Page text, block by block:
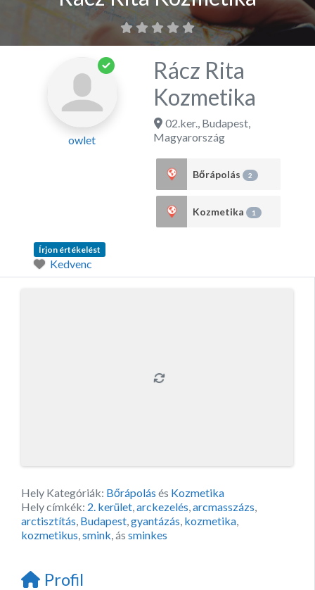
owlet
Rácz Rita
Kozmetika
02.ker., Budapest,
Magyarország
Bőrápolás 2
Kozmetika 1
Írjon értékelést
Kedvenc
Hely Kategóriák: Bőrápolás és Kozmetika
Hely címkék: 2. kerület arckezelés arcmasszázs
arctisztítás Budapest gyantázás kozmetika
kozmetikus smink , ás sminkes
Profil